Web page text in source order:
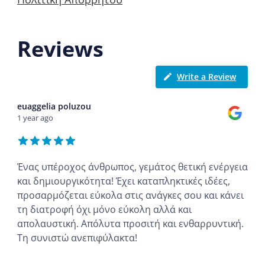
Reviews
Write a Review
euaggelia poluzou
1 year ago
Ένας υπέροχος άνθρωπος, γεμάτος θετική ενέργεια
και δημιουργικότητα! Έχει καταπληκτικές ιδέες,
προσαρμόζεται εύκολα στις ανάγκες σου και κάνει
τη διατροφή όχι μόνο εύκολη αλλά και
απολαυστική. Απόλυτα προσιτή και ενθαρρυντική.
Τη συνιστώ ανεπιφύλακτα!